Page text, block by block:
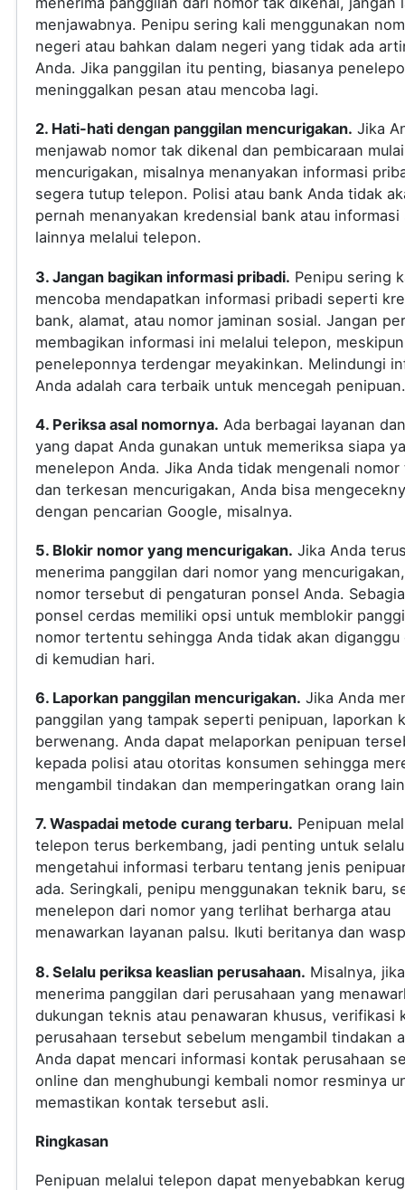
menjawabnya. Penipu sering kali menggunakan
negeri atau bahkan dalam negeri yang tidak ada
Anda. Jika panggilan itu penting, biasanya
meninggalkan pesan atau mencoba lagi.
2. Hati-hati dengan panggilan mencurigakan. Jika
menjawab nomor tak dikenal dan pembicaraan mulai
mencurigakan, misalnya menanyakan informasi
segera tutup telepon. Polisi atau bank Anda tidak
pernah menanyakan kredensial bank atau
lainnya melalui telepon.
3. Jangan bagikan informasi pribadi. Penipu sering
mencoba mendapatkan informasi pribadi seperti
bank, alamat, atau nomor jaminan sosial. Jangan
membagikan informasi ini melalui telepon, meskipun
peneleponnya terdengar meyakinkan. Melindungi
Anda adalah cara terbaik untuk mencegah penipuan.
4. Periksa asal nomornya. Ada berbagai layanan
yang dapat Anda gunakan untuk memeriksa siapa
menelepon Anda. Jika Anda tidak mengenali
dan terkesan mencurigakan, Anda bisa
dengan pencarian Google, misalnya.
5. Blokir nomor yang mencurigakan. Jika Anda
menerima panggilan dari nomor yang
nomor tersebut di pengaturan ponsel Anda.
ponsel cerdas memiliki opsi untuk memblokir
nomor tertentu sehingga Anda tidak akan diganggu
di kemudian hari.
6. Laporkan panggilan mencurigakan. Jika Anda
panggilan yang tampak seperti penipuan, laporkan
berwenang. Anda dapat melaporkan penipuan
kepada polisi atau otoritas konsumen sehingga
mengambil tindakan dan memperingatkan orang
7. Waspadai metode curang terbaru. Penipuan
telepon terus berkembang, jadi penting untuk selalu
mengetahui informasi terbaru tentang jenis
ada. Seringkali, penipu menggunakan teknik baru,
menelepon dari nomor yang terlihat berharga atau
menawarkan layanan palsu. Ikuti beritanya dan
8. Selalu periksa keaslian perusahaan. Misalnya,
menerima panggilan dari perusahaan yang
dukungan teknis atau penawaran khusus, verifikasi
perusahaan tersebut sebelum mengambil tindakan
Anda dapat mencari informasi kontak perusahaan
online dan menghubungi kembali nomor resminya
memastikan kontak tersebut asli.
Ringkasan
Penipuan melalui telepon dapat menyebabkan